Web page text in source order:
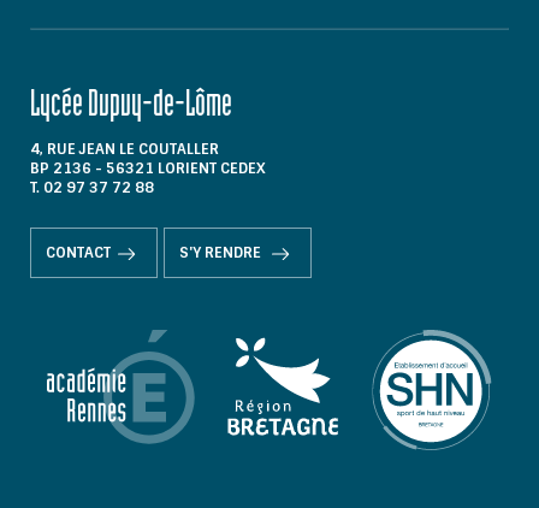
Lycée Dupuy-de-Lôme
4, RUE JEAN LE COUTALLER
BP 2136 - 56321 LORIENT CEDEX
T. 02 97 37 72 88
CONTACT S'Y RENDRE